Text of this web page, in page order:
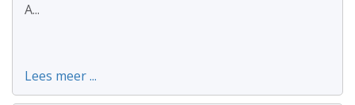
A...
Lees meer ...